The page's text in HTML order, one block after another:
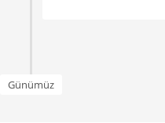
Günümüz